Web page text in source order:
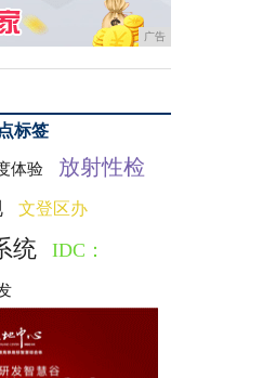
广告
标签
体验 放射性检
文登区办
统
IDC：